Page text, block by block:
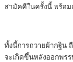
สามัคคีในครั้งนี้ พร้อ
ทั้งนี้การถวายผ้ากฐิน
จะเกิดขึ้นหลังออกพร